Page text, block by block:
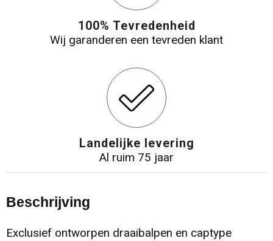
100% Tevredenheid
Wij garanderen een tevreden klant
Landelijke levering
Al ruim 75 jaar
Beschrijving
Exclusief ontworpen draaibalpen en captype